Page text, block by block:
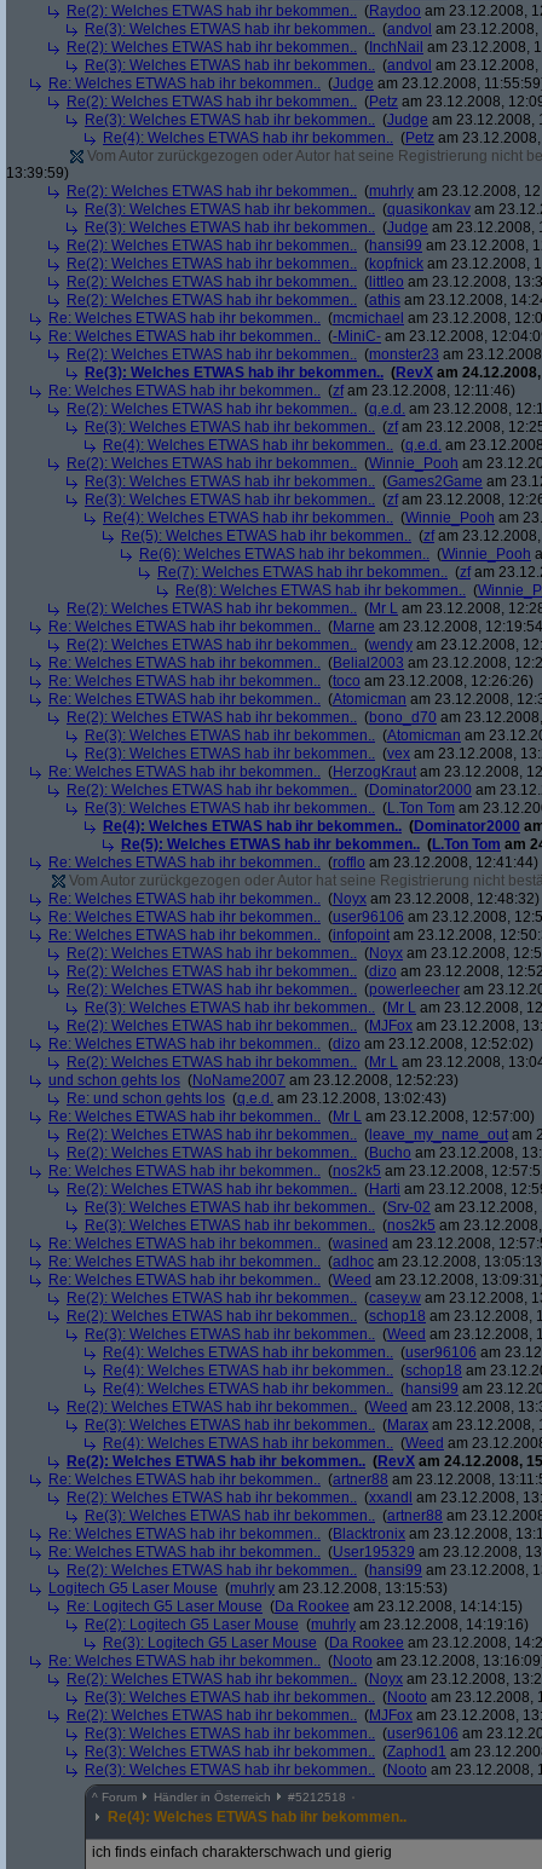
Re(2): Welches ETWAS hab ihr bekommen.. (Raydoo am 23.12.2008,
Re(3): Welches ETWAS hab ihr bekommen.. (andvol am
Re(2): Welches ETWAS hab ihr bekommen.. ( InchNail am 23.12.2008,
Re(3): Welches ETWAS hab ihr bekommen.. (andvol am
Re: Welches ETWAS hab ihr bekommen.. (Judge am 23.12.2008,
Re(2): Welches ETWAS hab ihr bekommen.. (Petz am 23.12.2008,
Re(3): Welches ETWAS hab ihr bekommen.. (Judge am 23.12.2008,
Re(4): Welches ETWAS hab ihr bekommen.. (Petz am
Vom Autor zurückgezogen oder Autor hat seine Registrierung nicht
13:39:59)
Re(2): Welches ETWAS hab ihr bekommen.. (muhrly am 23.12.2008,
Re(3): Welches ETWAS hab ihr bekommen.. (quasikonkav am
Re(3): Welches ETWAS hab ihr bekommen.. (Judge am 23.12.2008,
Re(2): Welches ETWAS hab ihr bekommen.. (hansi99 am 23.12.2008,
Re(2): Welches ETWAS hab ihr bekommen.. (kopfnick am 23.12.2008,
Re(2): Welches ETWAS hab ihr bekommen.. ( littleo am 23.12.2008,
Re(2): Welches ETWAS hab ihr bekommen.. (athis am 23.12.2008,
Re: Welches ETWAS hab ihr bekommen.. (mcmichael am 23.12.2008,
Re: Welches ETWAS hab ihr bekommen.. (-MiniC- am 23.12.2008,
Re(2): Welches ETWAS hab ihr bekommen.. (monster23 am
Re(3): Welches ETWAS hab ihr bekommen.. (RevX am
Re: Welches ETWAS hab ihr bekommen.. (zfam 23.12.2008, 12:11:46)
Re(2): Welches ETWAS hab ihr bekommen.. (q.e.d. am 23.12.2008,
Re(3): Welches ETWAS hab ihr bekommen.. (zfam 23.12.2008,
Re(4): Welches ETWAS hab ihr bekommen.. (q.e.d. am
Re(2): Welches ETWAS hab ihr bekommen.. (Winnie_Pooh am
Re(3): Welches ETWAS hab ihr bekommen.. (Games2Game am
Re(3): Welches ETWAS hab ihr bekommen.. (zfam 23.12.2008,
Re(4): Welches ETWAS hab ihr bekommen.. (Winnie_Pooh am
Re(5): Welches ETWAS hab ihr bekommen.. (zfam
Re(6): Welches ETWAS hab ihr bekommen.. (Winnie_Pooh
Re(7): Welches ETWAS hab ihr bekommen.. (zfam
Re(8): Welches ETWAS hab ihr bekommen.. (
Re(2): Welches ETWAS hab ihr bekommen.. (Mr L am 23.12.2008,
Re: Welches ETWAS hab ihr bekommen.. (Marne am 23.12.2008,
Re(2): Welches ETWAS hab ihr bekommen.. (wendy am 23.12.2008,
Re: Welches ETWAS hab ihr bekommen.. (Belial2003 am 23.12.2008,
Re: Welches ETWAS hab ihr bekommen.. (toco am 23.12.2008, 12:26:26)
Re: Welches ETWAS hab ihr bekommen.. (Atomicman am 23.12.2008,
Re(2): Welches ETWAS hab ihr bekommen.. (bono_d70 am
Re(3): Welches ETWAS hab ihr bekommen.. (Atomicman am
Re(3): Welches ETWAS hab ihr bekommen.. (vex am 23.12.2008,
Re: Welches ETWAS hab ihr bekommen.. (HerzogKraut am 23.12.2008,
Re(2): Welches ETWAS hab ihr bekommen.. (Dominator2000 am
Re(3): Welches ETWAS hab ihr bekommen.. (L.Ton Tom am
Re(4): Welches ETWAS hab ihr bekommen.. (Dominator2000
Re(5): Welches ETWAS hab ihr bekommen.. (L.Ton Tom am
Re: Welches ETWAS hab ihr bekommen.. (rofflo am 23.12.2008, 12:41:44)
Vom Autor zurückgezogen oder Autor hat seine Registrierung nicht
Re: Welches ETWAS hab ihr bekommen.. (Noyx am 23.12.2008, 12:48:32)
Re: Welches ETWAS hab ihr bekommen.. (user96106 am 23.12.2008,
Re: Welches ETWAS hab ihr bekommen.. (infopoint am 23.12.2008,
Re(2): Welches ETWAS hab ihr bekommen.. (Noyx am 23.12.2008,
Re(2): Welches ETWAS hab ihr bekommen.. (dizo am 23.12.2008,
Re(2): Welches ETWAS hab ihr bekommen.. (powerleecher am
Re(3): Welches ETWAS hab ihr bekommen.. (Mr L am 23.12.2008,
Re(2): Welches ETWAS hab ihr bekommen.. (MJFox am 23.12.2008,
Re: Welches ETWAS hab ihr bekommen.. (dizo am 23.12.2008, 12:52:02)
Re(2): Welches ETWAS hab ihr bekommen.. (Mr L am 23.12.2008,
und schon gehts los (NoName2007 am 23.12.2008, 12:52:23)
Re: und schon gehts los (q.e.d. am 23.12.2008, 13:02:43)
Re: Welches ETWAS hab ihr bekommen.. (Mr L am 23.12.2008, 12:57:00)
Re(2): Welches ETWAS hab ihr bekommen.. ( leave_my_name_out am
Re(2): Welches ETWAS hab ihr bekommen.. (Bucho am 23.12.2008,
Re: Welches ETWAS hab ihr bekommen.. (nos2k5 am 23.12.2008,
Re(2): Welches ETWAS hab ihr bekommen.. (Harti am 23.12.2008,
Re(3): Welches ETWAS hab ihr bekommen.. (Srv-02 am 23.12.2008,
Re(3): Welches ETWAS hab ihr bekommen.. (nos2k5 am
Re: Welches ETWAS hab ihr bekommen.. (wasined am 23.12.2008,
Re: Welches ETWAS hab ihr bekommen.. (adhoc am 23.12.2008,
Re: Welches ETWAS hab ihr bekommen.. (Weed am 23.12.2008,
Re(2): Welches ETWAS hab ihr bekommen.. (casey.w am 23.12.2008,
Re(2): Welches ETWAS hab ihr bekommen.. (schop18 am 23.12.2008,
Re(3): Welches ETWAS hab ihr bekommen.. (Weed am 23.12.2008,
Re(4): Welches ETWAS hab ihr bekommen.. (user96106 am
Re(4): Welches ETWAS hab ihr bekommen.. (schop18 am
Re(4): Welches ETWAS hab ihr bekommen.. (hansi99 am
Re(2): Welches ETWAS hab ihr bekommen.. (Weed am 23.12.2008,
Re(3): Welches ETWAS hab ihr bekommen.. (Marax am 23.12.2008,
Re(4): Welches ETWAS hab ihr bekommen.. (Weed am
Re(2): Welches ETWAS hab ihr bekommen.. (RevX am 24.12.2008,
Re: Welches ETWAS hab ihr bekommen.. (artner88 am 23.12.2008,
Re(2): Welches ETWAS hab ihr bekommen.. (xxandl am 23.12.2008,
Re(3): Welches ETWAS hab ihr bekommen.. (artner88 am
Re: Welches ETWAS hab ihr bekommen.. (Blacktronix am 23.12.2008,
Re: Welches ETWAS hab ihr bekommen.. (User195329 am 23.12.2008,
Re(2): Welches ETWAS hab ihr bekommen.. (hansi99 am 23.12.2008,
Logitech G5 Laser Mouse (muhrly am 23.12.2008, 13:15:53)
Re: Logitech G5 Laser Mouse (Da Rookee am 23.12.2008, 14:14:15)
Re(2): Logitech G5 Laser Mouse (muhrly am 23.12.2008, 14:19:16)
Re(3): Logitech G5 Laser Mouse (Da Rookee am 23.12.2008,
Re: Welches ETWAS hab ihr bekommen.. (Nooto am 23.12.2008,
Re(2): Welches ETWAS hab ihr bekommen.. (Noyx am 23.12.2008,
Re(3): Welches ETWAS hab ihr bekommen.. (Nooto am 23.12.2008,
Re(2): Welches ETWAS hab ihr bekommen.. (MJFox am 23.12.2008,
Re(3): Welches ETWAS hab ihr bekommen.. (user96106 am
Re(3): Welches ETWAS hab ihr bekommen.. (Zaphod1 am
Re(3): Welches ETWAS hab ihr bekommen.. (Nooto am 23.12.2008,
^ Forum Händler in Österreich #5212518
Re(4): Welches ETWAS hab ihr bekommen..
ich finds einfach charakterschwach und gierig